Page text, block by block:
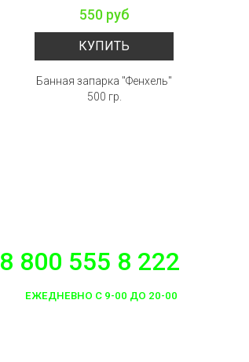
550 руб
КУПИТЬ
Банная запарка "Фенхель"
500 гр.
8 800 555 8 222
ЕЖЕДНЕВНО С 9-00 ДО 20-00